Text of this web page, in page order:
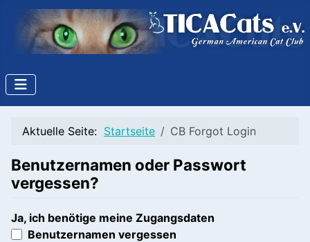
Aktuelle Seite: Startseite CB Forgot Login
Benutzernamen oder Passwort
vergessen?
Ja, ich benötige meine Zugangsdaten
Benutzernamen vergessen